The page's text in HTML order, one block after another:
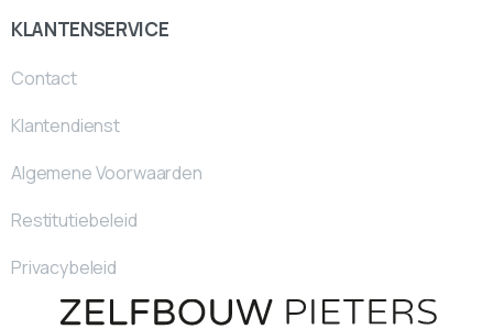
KLANTENSERVICE
Contact
Klantendienst
Algemene Voorwaarden
Restitutiebeleid
Privacybeleid